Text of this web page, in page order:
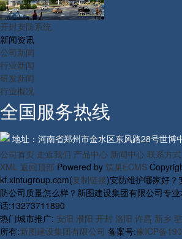
开封安防系统
新闻资讯
公司新闻
行业新闻
研发新闻
行业概况
全国服务热线
地址：河南省郑州市金水区东风路28号世博
公司首页 走近我们 产品中心 新闻中心 联系方式
XML 返回顶部 Powered by 筑巢ECMS
kf.xintugroup.com(复制链接)安防维护哪家好？
防公司质量怎么样？新图建设集团有限公司专
话:13273711890
热门城市推广: 安阳 濮阳 开封 洛阳 许昌 新乡
所有:新图建设集团有限公司 备案号:豫ICP备